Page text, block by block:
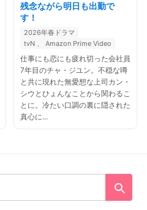
残念ながら明日も出勤で
す！
2026年春ドラマ
tvN 、 Amazon Prime Video
仕事にも恋にも疲れ切った会社員
7年目のチャ・ジユン。不穏な噂
と共に現れた無愛想な上司カン・
シウとひょんなことから関わるこ
とに。冷たい口調の裏に隠された
真心に...